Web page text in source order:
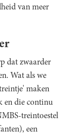
van meer
dat zwaarder
Wat als we
maken
en die continu
treintoestel
een